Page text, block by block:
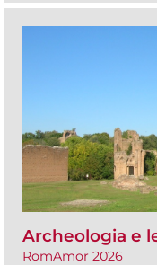
Archeologia e
RomAmor 2026